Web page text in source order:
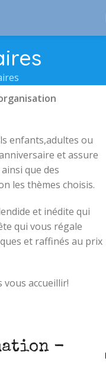
enfants,adultes ou
et assure
que des
les thèmes choisis.
et inédite qui
qui vous régale
et raffinés au prix
vous accueillir!
-